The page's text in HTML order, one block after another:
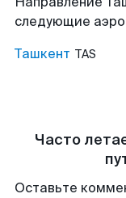
следующие
Ташкент TAS
Часто
Оставьте